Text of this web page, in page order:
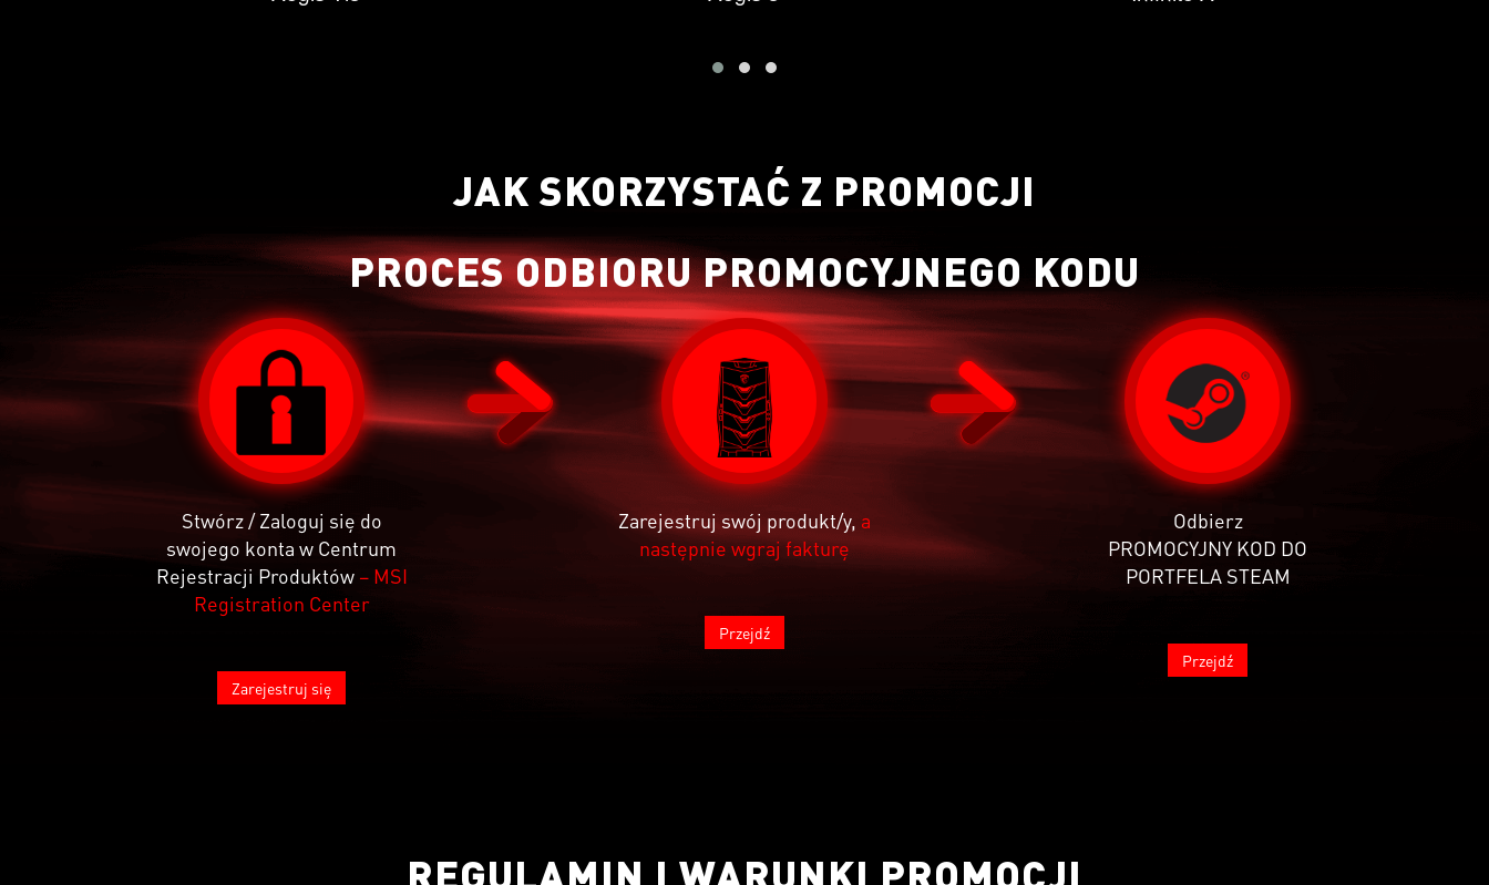
JAK SKORZYSTAĆ Z PROMOCJI
PROCES ODBIORU PROMOCYJNEGO KODU
Stwórz / Zaloguj się do
swojego konta w Centrum
Rejestracji Produktów – MSI
Registration Center
Zarejestruj się
Zarejestruj swój produkt/y, a
następnie wgraj fakturę
Przejdź
Odbierz
PROMOCYJNY KOD DO
PORTFELA STEAM
Przejdź